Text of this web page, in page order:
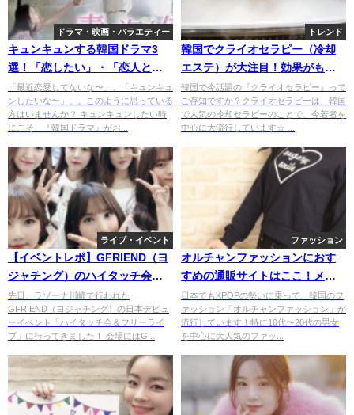
ドラマ・映画・バラエティー
キュンキュンする韓国ドラマ3
選！「恋したい」・「恋人と見
たい」ときにおすすめの作品
は？
「最近恋愛してないな〜」、「キュンキュ
ンしたいな〜」。。このように思っている
方はいませんか？ キュンキュンしたい時
にこそ、『韓国ドラマ』がお...
トレンド
韓国でクライオセラピー（冷却
エステ）が大注目！効果がもの
すごいって本当？
韓国で今話題の『クライオセラピー』って
ご存知ですか？クライオセラピーは、韓国
で人気の冷却セラピーのことで、今若者を
中心に大流行しています☆ ...
ライブ・イベント
【イベントレポ】GFRIEND（ヨ
ジャチング）のハイタッチ会＆
フリーライブに参戦！
先日、ラゾーナ川崎で行われた
GFRIEND（ヨジャチング）の日本デビュ
ーイベント「ハイタッチ会＆フリーライ
ブ」に行ってきました！ 会場にはG...
ファッション
オルチャンファッションにおす
すめの通販サイトはここ！メン
ズもレディースも揃う！
日本でもKPOPの勢いに乗って、韓国のフ
ァッション「オルチャンファッション」が
流行しています！特に10代〜20代の男女
を中心に大人気のファッ...